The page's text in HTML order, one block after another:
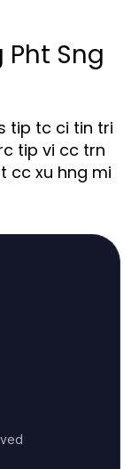
Pht Sng
tip tc ci tin tri
tip vi cc trn
cc xu hng mi